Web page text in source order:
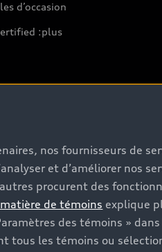
d’occasion
:plus
joindre
sur la batterie
nos fournisseurs de
et d’améliorer nos
procurent des
de témoins explique
des témoins »
tous les témoins ou